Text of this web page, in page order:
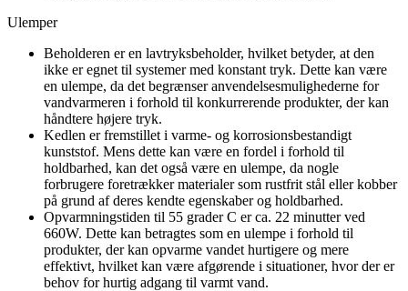
Ulemper
Beholderen er en lavtryksbeholder, hvilket betyder, at den
ikke er egnet til systemer med konstant tryk. Dette kan være
en ulempe, da det begrænser anvendelsesmulighederne for
vandvarmeren i forhold til konkurrerende produkter, der kan
håndtere højere tryk.
Kedlen er fremstillet i varme- og korrosionsbestandigt
kunststof. Mens dette kan være en fordel i forhold til
holdbarhed, kan det også være en ulempe, da nogle
forbrugere foretrækker materialer som rustfrit stål eller kobber
på grund af deres kendte egenskaber og holdbarhed.
Opvarmningstiden til 55 grader C er ca. 22 minutter ved
660W. Dette kan betragtes som en ulempe i forhold til
produkter, der kan opvarme vandet hurtigere og mere
effektivt, hvilket kan være afgørende i situationer, hvor der er
behov for hurtig adgang til varmt vand.